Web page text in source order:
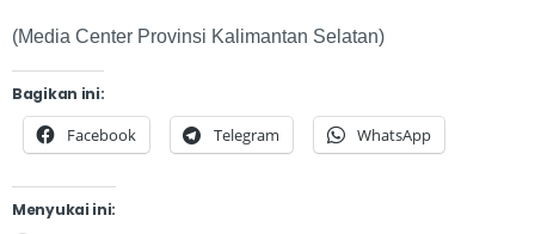
(Media Center Provinsi Kalimantan Selatan)
Bagikan ini:
Facebook Telegram WhatsApp
Menyukai ini: